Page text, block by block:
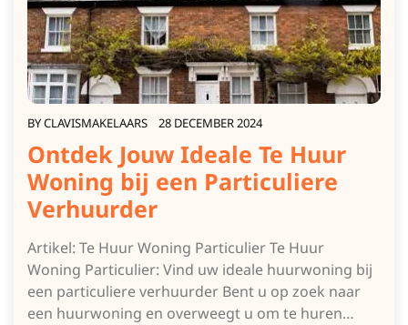
BYCLAVISMAKELAARS 28 DECEMBER 2024
Ontdek Jouw Ideale Te Huur
Woning bij een Particuliere
Verhuurder
Artikel: Te Huur Woning Particulier Te Huur
Woning Particulier: Vind uw ideale huurwoning bij
een particuliere verhuurder Bent u op zoek naar
een huurwoning en overweegt u om te huren…